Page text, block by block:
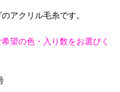
アクリル毛糸です。
望の色・入り数をお選びく